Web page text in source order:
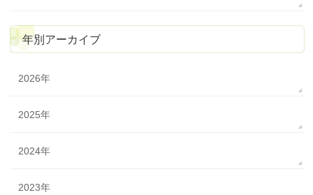
年別アーカイブ
2026年
2025年
2024年
2023年